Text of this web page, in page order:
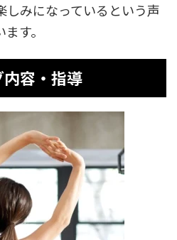
しみになっているという声
す。
内容・指導